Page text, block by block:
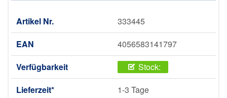
Artikel Nr.
333445
EAN
4056583141797
Verfügbarkeit
Stock:
Lieferzeit*
1-3 Tage